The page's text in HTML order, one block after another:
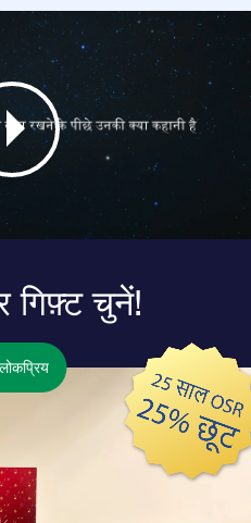
गिफ़्ट चुनें!